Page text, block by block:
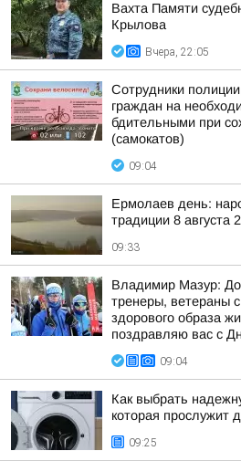
Вахта Памяти
Крылова
Вчера, 22:05
Сотрудники
граждан на
бдительными при
(самокатов)
09:04
Ермолаев день:
традиции 8 августа
09:33
Владимир Мазур:
тренеры, ветераны
здорового образа
поздравляю вас с
09:04
Как выбрать
которая прослужит
09:25